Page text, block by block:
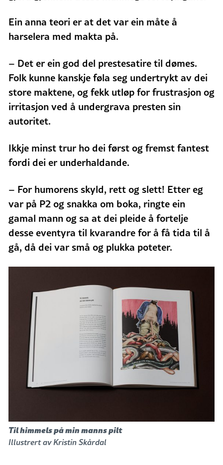
Ein anna teori er at det var ein måte å
harselera med makta på.
– Det er ein god del prestesatire til dømes.
Folk kunne kanskje føla seg undertrykt av dei
store maktene, og fekk utløp for frustrasjon og
irritasjon ved å undergrava presten sin
autoritet.
Ikkje minst trur ho dei først og fremst fantest
fordi dei er underhaldande.
– For humorens skyld, rett og slett! Etter eg
var på P2 og snakka om boka, ringte ein
gamal mann og sa at dei pleide å fortelje
desse eventyra til kvarandre for å få tida til å
gå, då dei var små og plukka poteter.
Til himmels på minmanns pilt
Illustrert av Kristin Skårdal